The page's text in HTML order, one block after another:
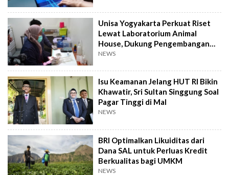
Unisa Yogyakarta Perkuat Riset
Lewat Laboratorium Animal
House, Dukung Pengembangan
Kandidat Obat
NEWS
Isu Keamanan Jelang HUT RI Bikin
Khawatir, Sri Sultan Singgung Soal
Pagar Tinggi di Mal
NEWS
BRI Optimalkan Likuiditas dari
Dana SAL untuk Perluas Kredit
Berkualitas bagi UMKM
NEWS